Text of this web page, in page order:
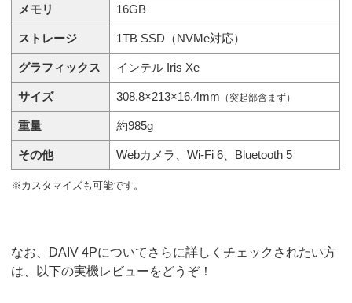
メモリ 16GB
ストレージ 1TB SSD（NVMe対応）
グラフィックス インテル Iris Xe
サイズ 308.8×213×16.4mm （突起部含まず）
重量 約985g
その他 Webカメラ、Wi-Fi 6、Bluetooth 5
※カスタマイズも可能です。
なお、DAIV 4Pについてさらに詳しくチェックされたい方
は、以下の実機レビューをどうぞ！